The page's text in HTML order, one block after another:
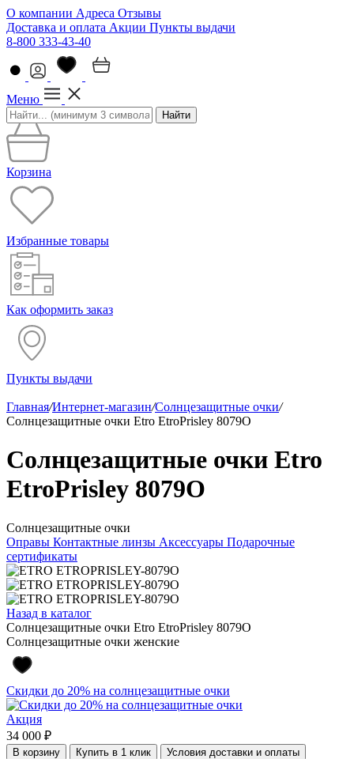
О компании Адреса Отзывы
Доставка и оплата Акции Пункты выдачи
8-800 333-43-40
Меню
Найти
Корзина
Избранные товары
Как оформить заказ
Пункты выдачи
Главная/Интернет-магазин/Солнцезащитные очки/
Солнцезащитные очки Etro EtroPrisley 8079O
Солнцезащитные очки Etro
EtroPrisley 8079O
Солнцезащитные очки
Оправы Контактные линзы Аксессуары Подарочные
сертификаты
Назад в каталог
Солнцезащитные очки Etro EtroPrisley 8079O
Солнцезащитные очки женские
Скидки до 20% на солнцезащитные очки
Акция
34 000 ₽
В корзину Купить в 1 клик Условия доставки и оплаты